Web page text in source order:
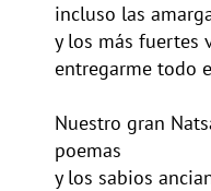
incluso las
y los más fuertes
entregarme todo
Nuestro gran
poemas
y los sabios